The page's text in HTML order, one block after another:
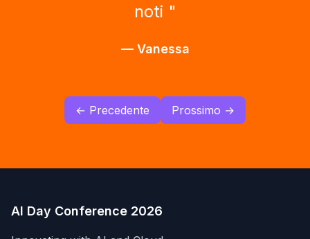
noti "
— Vanessa
← Precedente Prossimo →
AI Day Conference 2026